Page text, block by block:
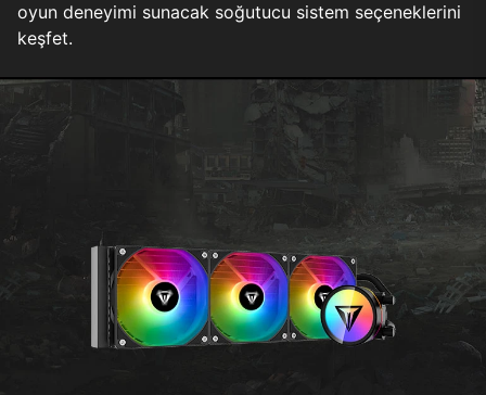
oyun deneyimi sunacak soğutucu sistem seçeneklerini
keşfet.